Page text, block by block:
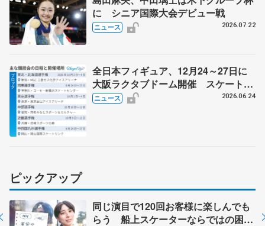
に シニア国際大会デビュー戦
ニュース 2026.07.22
全日本フィギュア、12月24～27日に
大阪ラクタブドーム開催 スケート連
盟の新シーズン日程
ニュース 2026.06.24
ピックアップ
同じ演目で120回お客様に楽しんでも
らう 船上スケーターならではの困難